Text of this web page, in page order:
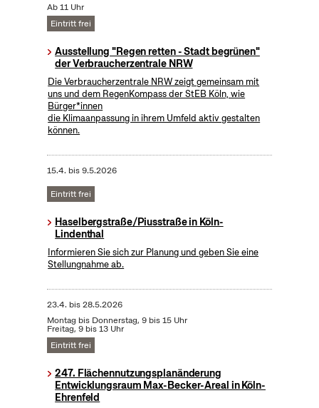
Ab 11 Uhr
Eintritt frei
Ausstellung "Regen retten - Stadt begrünen"
der Verbraucherzentrale NRW
Die Verbraucherzentrale NRW zeigt gemeinsam mit
uns und dem RegenKompass der StEB Köln, wie
Bürger*innen
die Klimaanpassung in ihrem Umfeld aktiv gestalten
können.
15.4. bis9.5.2026
Eintritt frei
Haselbergstraße/Piusstraße in Köln-
Lindenthal
Informieren Sie sich zur Planung und geben Sie eine
Stellungnahme ab.
23.4. bis28.5.2026
Montag bis Donnerstag, 9 bis 15 Uhr
Freitag, 9 bis 13 Uhr
Eintritt frei
247. Flächennutzungsplanänderung
Entwicklungsraum Max-Becker-Areal in Köln-
Ehrenfeld